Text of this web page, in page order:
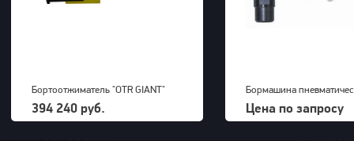
Бортоотжиматель "OTR GIANT"
(39-63") для 5-ти составных
дисков 700bar, 23,5kg
394 240 руб.
Бормашина
Kawasaki KPT-26DGBS
Цена по запросу